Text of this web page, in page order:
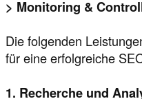
> Monitoring &
Die folgenden
für eine erfolgreiche
1. Recherche und